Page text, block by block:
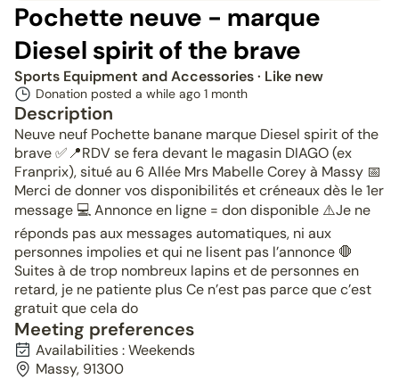
Pochette neuve - marque
Diesel spirit of the brave
Sports Equipment and Accessories· Like new
Donation posted a while ago 1 month
Description
Neuve neuf Pochette banane marque Diesel spirit of the
brave ✅📍RDV se fera devant le magasin DIAGO (ex
Franprix), situé au 6 Allée Mrs Mabelle Corey à Massy 📅
Merci de donner vos disponibilités et créneaux dès le 1er
message 💻 Annonce en ligne = don disponible ⚠️Je ne
réponds pas aux messages automatiques, ni aux
personnes impolies et qui ne lisent pas l’annonce 🛑
Suites à de trop nombreux lapins et de personnes en
retard, je ne patiente plus Ce n’est pas parce que c’est
gratuit que cela do
Meeting preferences
Availabilities : Weekends
Massy, 91300